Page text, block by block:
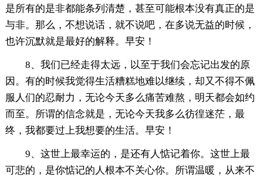
是所有的是非都能条列清楚，甚至可能根本没有真正的是
与非。那么，不想说话，就不说吧，在多说无益的时候，
也许沉默就是最好的解释。早安！
8、我们已经走得太远，以至于我们会忘记出发的原
因。有的时候我觉得生活糟糕地难以继续，却又不得不佩
服人们的忍耐力，无论今天多么痛苦难熬，明天都会如约
而至。所谓的信念就是，无论今天我多么彷徨迷茫，最
终，我都要过上我想要的生活。早安！
9、这世上最幸运的，是还有人惦记着你。这世上最
可悲的，是你惦记的人根本不关心你。所谓温暖，从来不